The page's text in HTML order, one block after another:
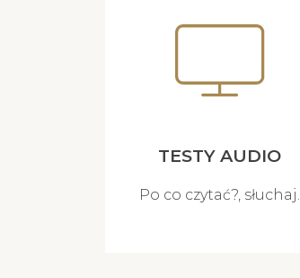
TESTY AUDIO
Po co czytać?, słuchaj.